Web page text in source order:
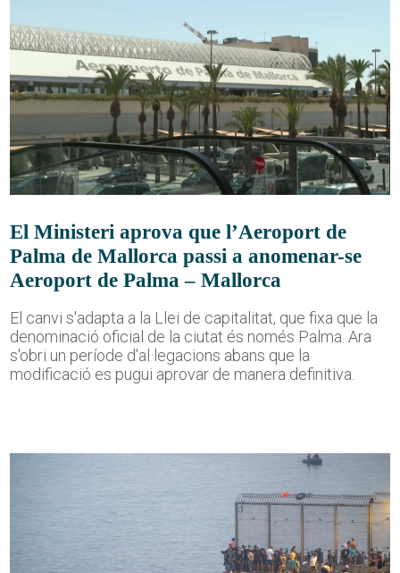
El Ministeri aprova que l’Aeroport de
Palma de Mallorca passi a anomenar-se
Aeroport de Palma – Mallorca
El canvi s'adapta a la Llei de capitalitat, que fixa que la
denominació oficial de la ciutat és només Palma. Ara
s'obri un període d'al·legacions abans que la
modificació es pugui aprovar de manera definitiva.